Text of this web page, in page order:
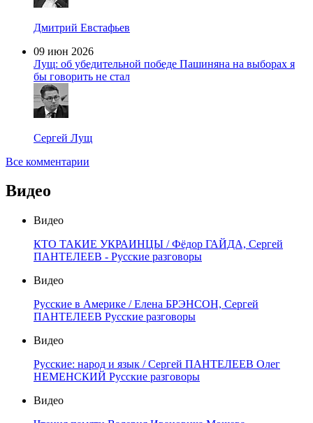
Дмитрий Евстафьев
09 июн 2026
Лущ: об убедительной победе Пашиняна на выборах я
бы говорить не стал
Сергей Лущ
Все комментарии
Видео
Видео
КТО ТАКИЕ УКРАИНЦЫ / Фёдор ГАЙДА, Сергей
ПАНТЕЛЕЕВ - Русские разговоры
Видео
Русские в Америке / Елена БРЭНСОН, Сергей
ПАНТЕЛЕЕВ Русские разговоры
Видео
Русские: народ и язык / Сергей ПАНТЕЛЕЕВ Олег
НЕМЕНСКИЙ Русские разговоры
Видео